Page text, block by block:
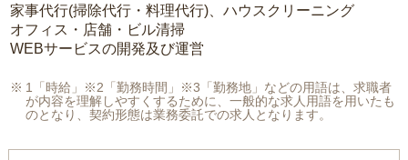
家事代行(掃除代行・料理代行)、ハウスクリーニング
オフィス・店舗・ビル清掃
WEBサービスの開発及び運営
1「時給」※2「勤務時間」※3「勤務地」などの用語は、求職者
が内容を理解しやすくするために、一般的な求人用語を用いたも
のとなり、契約形態は業務委託での求人となります。